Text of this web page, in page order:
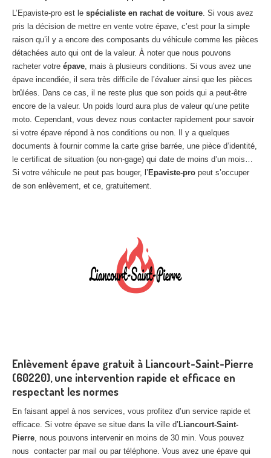
L’Epaviste-pro est le spécialiste en rachat de voiture. Si vous avez
pris la décision de mettre en vente votre épave, c’est pour la simple
raison qu’il y a encore des composants du véhicule comme les pièces
détachées auto qui ont de la valeur. À noter que nous pouvons
racheter votre épave, mais à plusieurs conditions. Si vous avez une
épave incendiée, il sera très difficile de l’évaluer ainsi que les pièces
brûlées. Dans ce cas, il ne reste plus que son poids qui a peut-être
encore de la valeur. Un poids lourd aura plus de valeur qu’une petite
moto. Cependant, vous devez nous contacter rapidement pour savoir
si votre épave répond à nos conditions ou non. Il y a quelques
documents à fournir comme la carte grise barrée, une pièce d’identité,
le certificat de situation (ou non-gage) qui date de moins d’un mois…
Si votre véhicule ne peut pas bouger, l’ Epaviste-pro peut s’occuper
de son enlèvement, et ce, gratuitement.
Enlèvement épave gratuit à Liancourt-Saint-Pierre
(60220), une intervention rapide et efficace en
respectant les normes
En faisant appel à nos services, vous profitez d’un service rapide et
efficace. Si votre épave se situe dans la ville d’ Liancourt-Saint-
Pierre, nous pouvons intervenir en moins de 30 min. Vous pouvez
nous contacter par mail ou par téléphone. Vous avez une épave qui